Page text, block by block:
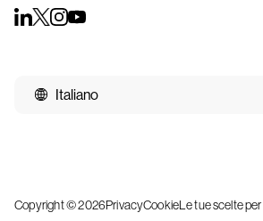
Italiano
Copyright © 2026PrivacyCookieLe tue scelte